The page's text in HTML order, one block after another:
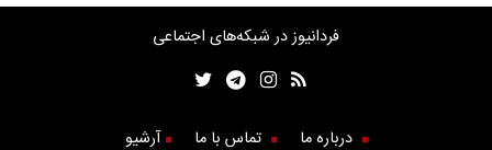
فردانیوز در شبکه‌های اجتماعی
درباره ما تماس با ما آرشیو